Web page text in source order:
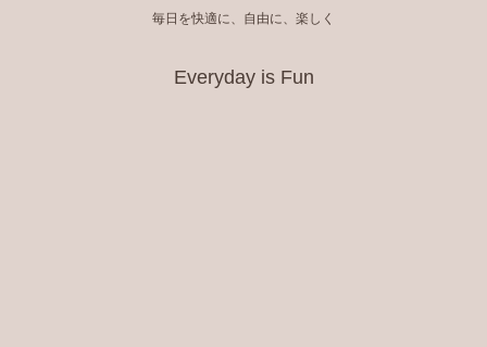
毎日を快適に、自由に、楽しく
Everyday is Fun